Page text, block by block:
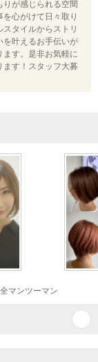
が感じられる空間
心がけて日々取り
タイルからストリ
を叶えるお手伝いが
す。是非お気軽に
ます！スタッフ大募
マンツーマン